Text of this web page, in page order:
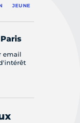
JEUNE
email